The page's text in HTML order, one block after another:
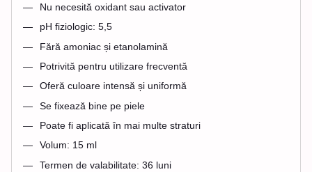
Nu necesită oxidant sau activator
pH fiziologic: 5,5
Fără amoniac și etanolamină
Potrivită pentru utilizare frecventă
Oferă culoare intensă și uniformă
Se fixează bine pe piele
Poate fi aplicată în mai multe straturi
Volum: 15 ml
Termen de valabilitate: 36 luni